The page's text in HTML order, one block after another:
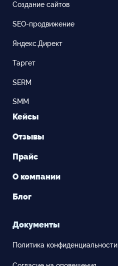
Создание сайтов
SEO-продвижение
Яндекс.Директ
Таргет
SERM
SMM
Кейсы
Отзывы
Прайс
О компании
Блог
Документы
Политика конфиденциальности